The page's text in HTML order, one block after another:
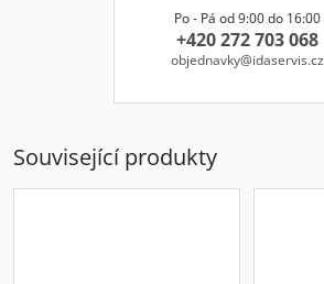
Po - Pá od 9:00 do 16:00
+420 272 703 068
objednavky@idaservis.cz
Související produkty